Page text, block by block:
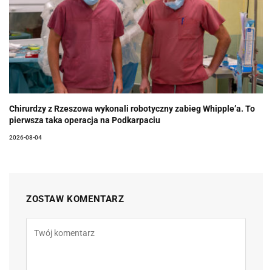
Chirurdzy z Rzeszowa wykonali robotyczny zabieg Whipple’a. To
pierwsza taka operacja na Podkarpaciu
2026-08-04
ZOSTAW KOMENTARZ